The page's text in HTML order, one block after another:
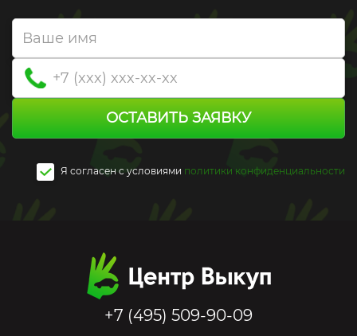
ОСТАВИТЬ ЗАЯВКУ
Я согласен c условиями политики конфиденциальности
+7 (495) 509-90-09